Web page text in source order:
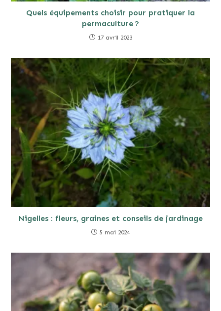
Quels équipements choisir pour pratiquer la
permaculture ?
17 avril 2023
Nigelles : fleurs, graines et conseils de jardinage
5 mai 2024